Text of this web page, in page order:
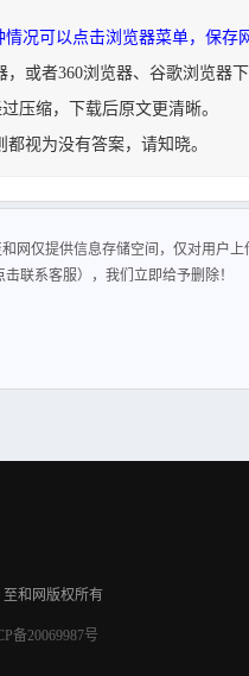
况可以点击浏览器菜单，保存
或者360浏览器、谷歌浏览器下
压缩，下载后原文更清晰。
视为没有答案，请知晓。
网仅提供信息存储空间，仅对用户
联系客服），我们立即给予删除！
至和网版权所有
备20069987号